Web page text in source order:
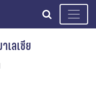
search
เลเซีย